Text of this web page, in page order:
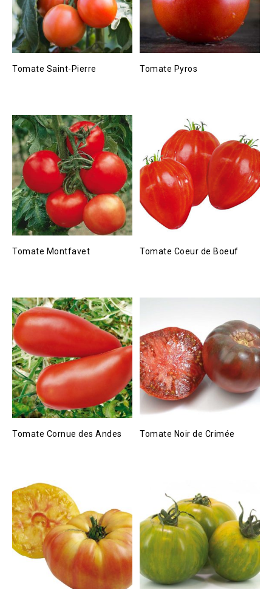
Tomate Saint-Pierre Tomate Pyros
Tomate Montfavet Tomate Coeur de Boeuf
Tomate Cornue des Andes Tomate Noir de Crimée